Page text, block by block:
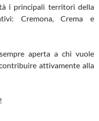
i principali territori della
Cremona, Crema e
aperta a chi vuole
attivamente alla